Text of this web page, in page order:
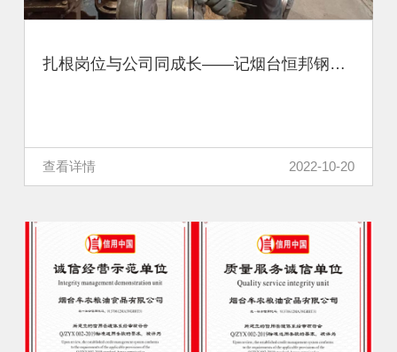
扎根岗位与公司同成长——记烟台恒邦钢管制造有限公司工段长董建辉
查看详情 2022-10-20